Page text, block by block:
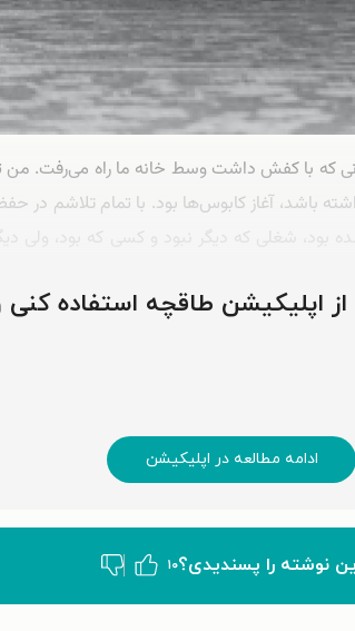
که با کفش داشت وسط خانه ما راه می‌رفت. من
باشد، آغاز کابوس‌ها بود. با تمام تلاشم
بود، شغلی که دیگر نبود و کسی که بود، ولی
از اپلیکیشن طاقچه استفاده
ادامه مطالعه در اپلیکیشن
نوشته‌ را پسندیدی؟۱۰